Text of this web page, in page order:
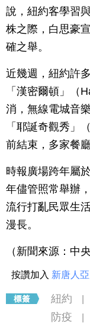
說，紐約客學習
株之際，白思豪
確之舉。
近幾週，紐約許
「漢密爾頓」（
消，無線電城音
「耶誕奇觀秀」
前結束，多家餐
時報廣場跨年屬
年儘管照常舉辦
流行打亂民眾生
漫長。
（新聞來源：中央
按讚加入 新唐人
紐約
防疫